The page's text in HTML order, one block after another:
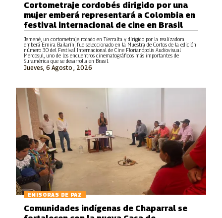
Jemené, un cortometraje rodado en Tierralta y dirigido por la realizadora
emberá Ernira Bailarín, fue seleccionado en la Muestra de Cortos de la edición
número 30 del Festival Internacional de Cine Florianópolis Audiovisual
Mercosul, uno de los encuentros cinematográficos más importantes de
Suramérica que se desarrolla en Brasil.
Jueves, 6 Agosto , 2026
Cortometraje cordobés dirigido por una
mujer emberá representará a Colombia en
festival internacional de cine en Brasil
EMISORAS DE PAZ
Comunidades indígenas de Chaparral se